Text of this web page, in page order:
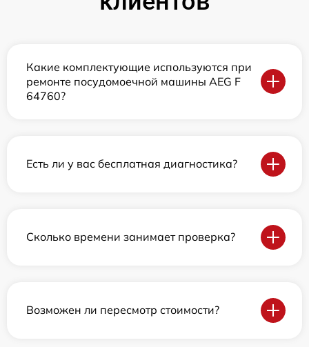
Какие комплектующие используются при
ремонте посудомоечной машины AEG F
64760?
Есть ли у вас бесплатная диагностика?
Сколько времени занимает проверка?
Возможен ли пересмотр стоимости?